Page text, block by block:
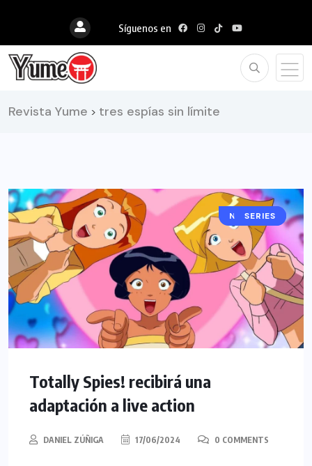
Síguenos en
Revista Yume > tres espías sin límite
NOTICIAS
SERIES
Totally Spies! recibirá una
adaptación a live action
DANIEL ZÚÑIGA 17/06/2024 0 COMMENTS